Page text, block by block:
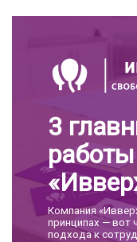
3
Компания
принципах — вот
подхода к